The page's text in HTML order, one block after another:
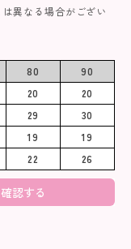
異なる場合がござい
80
90
20
20
29
30
19
19
22 26
認する